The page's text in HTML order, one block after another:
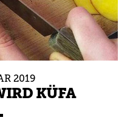
2019
KÜFA